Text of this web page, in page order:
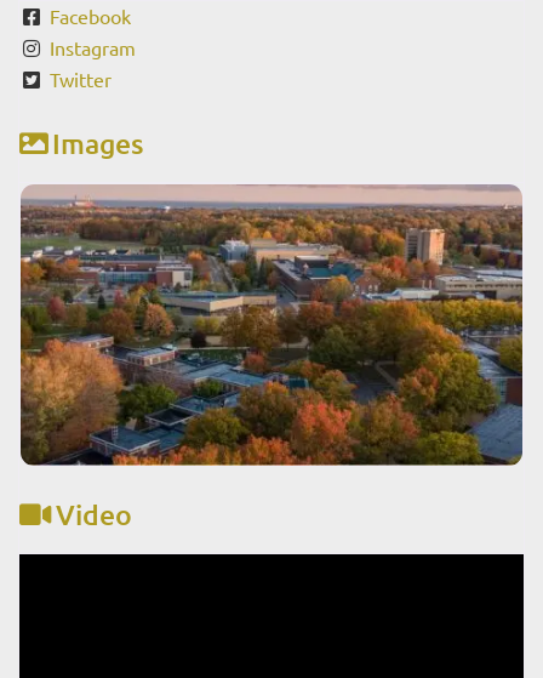
Facebook
Instagram
Twitter
Images
Video